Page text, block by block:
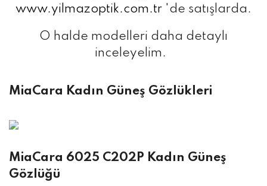
www.yilmazoptik.com.tr 'de satışlarda.
O halde modelleri daha detaylı
inceleyelim.
MiaCara Kadın Güneş Gözlükleri
MiaCara 6025 C202P Kadın Güneş
Gözlüğü